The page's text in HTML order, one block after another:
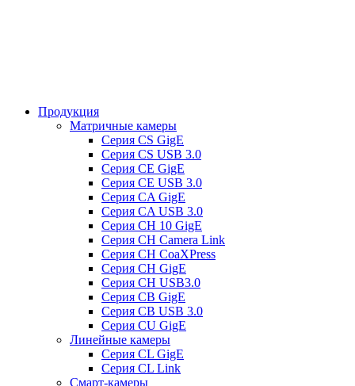
Продукция
Матричные камеры
Серия CS GigE
Серия CS USB 3.0
Серия CE GigE
Серия CE USB 3.0
Серия CA GigE
Серия CA USB 3.0
Серия CH 10 GigE
Серия CH Camera Link
Серия CH CoaXPress
Серия CH GigE
Серия CH USB3.0
Серия CB GigE
Серия CB USB 3.0
Cерия CU GigE
Линейные камеры
Серия CL GigE
Серия CL Link
Смарт-камеры